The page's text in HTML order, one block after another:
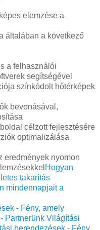
elemzése a
általában a következő
a felhasználói
segítségével
színkódolt hőtérképek
bevonásával,
célzott fejlesztésére
optimalizálása
eredmények nyomon
Hogyan
takarítás
mindennapjait a
- Fény, amely
Partnerünk Világítási
berendezések - Fény,